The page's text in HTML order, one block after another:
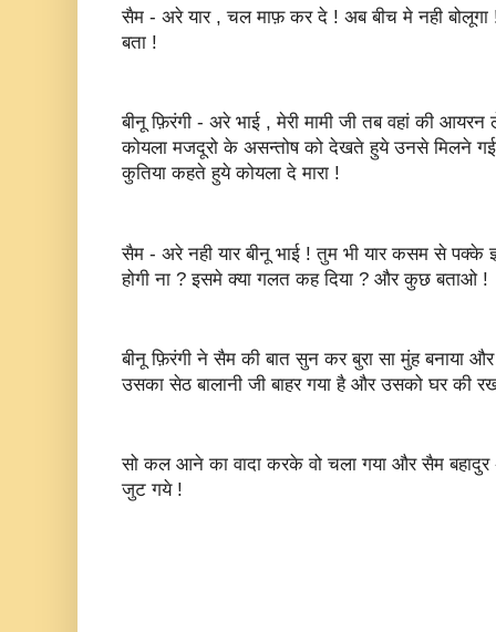
सैम - अरे यार , चल माफ़ कर दे ! अब बीच मे नही बोलूगा !
बता !
बीनू फ़िरंगी - अरे भाई , मेरी मामी जी तब वहां की
कोयला मजदूरो के असन्तोष को देखते हुये उनसे मिलने
कुतिया कहते हुये कोयला दे मारा !
सैम - अरे नही यार बीनू भाई ! तुम भी यार कसम से पक्के
होगी ना ? इसमे क्या गलत कह दिया ? और कुछ बताओ !
बीनू फ़िरंगी ने सैम की बात सुन कर बुरा सा मुंह
उसका सेठ बालानी जी बाहर गया है और उसको घर की
सो कल आने का वादा करके वो चला गया और सैम बहादुर
जुट गये !